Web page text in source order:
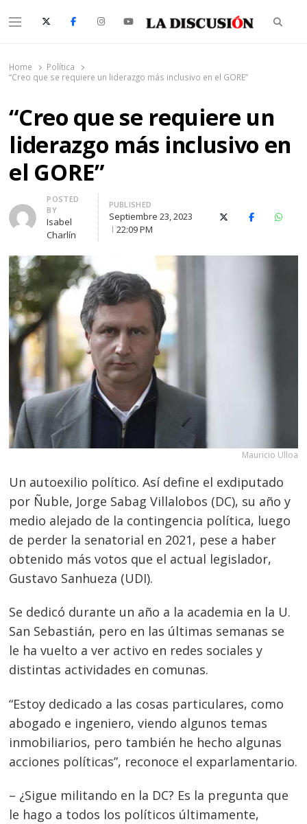
Menu
Home
Política
“Creo que se requiere un liderazgo más inclusivo en el GORE”
“Creo que se requiere un
liderazgo más inclusivo en
el GORE”
Author
POSTED
BY
Isabel
Charlín
PUBLISHED
Septiembre 23, 2023
22:09 PM
X (Twitter)Facebook
Mauricio Ulloa
Un autoexilio político. Así define el exdiputado
por Ñuble, Jorge Sabag Villalobos (DC), su año y
medio alejado de la contingencia política, luego
de perder la senatorial en 2021, pese a haber
obtenido más votos que el actual legislador,
Gustavo Sanhueza (UDI).
Se dedicó durante un año a la academia en la U.
San Sebastián, pero en las últimas semanas se
le ha vuelto a ver activo en redes sociales y
distintas actividades en comunas.
“Estoy dedicado a las cosas particulares, como
abogado e ingeniero, viendo algunos temas
inmobiliarios, pero también he hecho algunas
acciones políticas”, reconoce el exparlamentario.
– ¿Sigue militando en la DC? Es la pregunta que
le hago a todos los políticos últimamente,